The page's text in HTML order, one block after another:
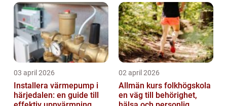
03 april 2026
Installera värmepump i
härjedalen: en guide till
02 april 2026
Allmän kurs folkhögskola
en väg till behörighet,